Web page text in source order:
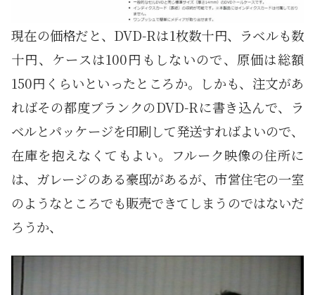
現在の価格だと、DVD-Rは1枚数十円、ラベルも数
十円、ケースは100円もしないので、原価は総額
150円くらいといったところか。しかも、注文があ
ればその都度ブランクのDVD-Rに書き込んで、ラ
ベルとパッケージを印刷して発送すればよいので、
在庫を抱えなくてもよい。フルーク映像の住所に
は、ガレージのある豪邸があるが、市営住宅の一室
のようなところでも販売できてしまうのではないだ
ろうか、